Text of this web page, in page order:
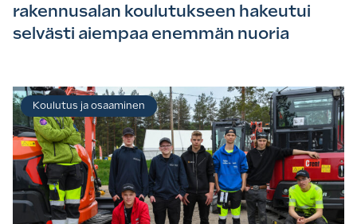
rakennusalan koulutukseen hakeutui
selvästi aiempaa enemmän nuoria
Koulutus ja osaaminen